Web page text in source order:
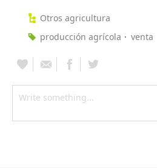
Otros agricultura
producción agrícola
venta